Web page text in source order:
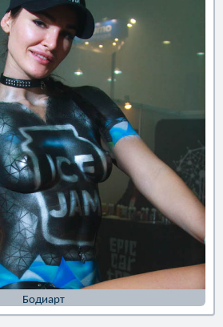
Бодиарт